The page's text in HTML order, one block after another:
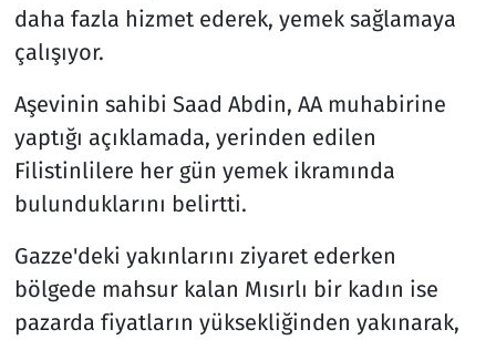
daha fazla hizmet ederek, yemek sağlamaya
çalışıyor.
Aşevinin sahibi Saad Abdin, AA muhabirine
yaptığı açıklamada, yerinden edilen
Filistinlilere her gün yemek ikramında
bulunduklarını belirtti.
Gazze'deki yakınlarını ziyaret ederken
bölgede mahsur kalan Mısırlı bir kadın ise
pazarda fiyatların yüksekliğinden yakınarak,